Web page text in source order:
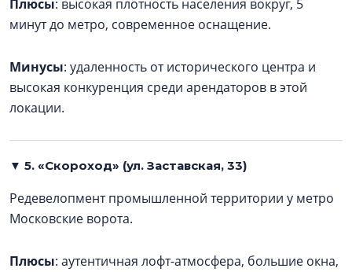
Плюсы: высокая плотность населения вокруг, 5
минут до метро, современное оснащение.
Минусы: удаленность от исторического центра и
высокая конкуренция среди арендаторов в этой
локации.
▼ 5. «Скороход» (ул. Заставская, 33)
Редевелопмент промышленной территории у метро
Московские ворота.
Плюсы: аутентичная лофт-атмосфера, большие окна,